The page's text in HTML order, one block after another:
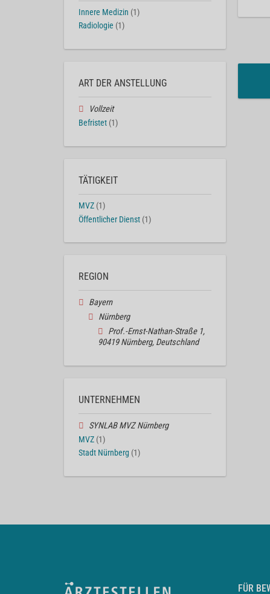
Innere Medizin (1)
Radiologie (1)
ART DER ANSTELLUNG
Vollzeit
Befristet (1)
TÄTIGKEIT
MVZ (1)
Öffentlicher Dienst (1)
REGION
Bayern
Nürnberg
Prof.-Ernst-Nathan-Straße 1,
90419 Nürnberg, Deutschland
UNTERNEHMEN
SYNLAB MVZ Nürnberg
MVZ (1)
Stadt Nürnberg (1)
FÜR